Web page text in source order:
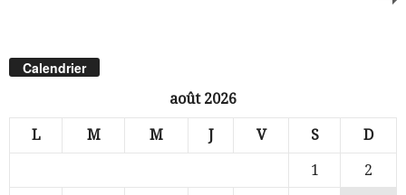
Calendrier
août 2026
L M M J V S D
1
2